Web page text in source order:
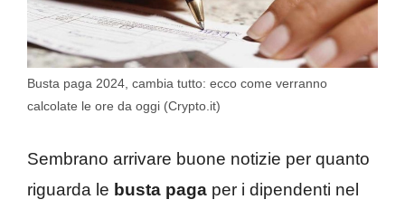
Busta paga 2024, cambia tutto: ecco come verranno
calcolate le ore da oggi (Crypto.it)
Sembrano arrivare buone notizie per quanto
riguarda le busta paga per i dipendenti nel